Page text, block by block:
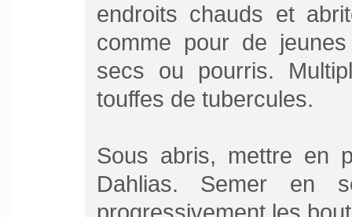
endroits chauds et
comme pour de
secs ou pourris.
touffes de tubercules.
Sous abris, mettre en
Dahlias. Semer en